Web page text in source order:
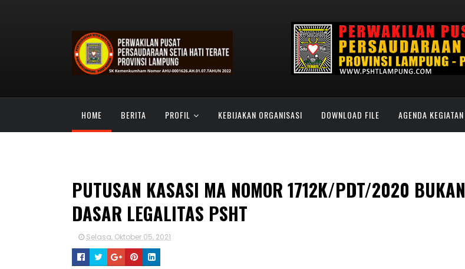
HOME BERITA PROFIL KEBIJAKAN ORGANISASI DOWNLOAD FILE AGENDA KEGIATAN
PUTUSAN KASASI MA NOMOR 1712K/PDT/2020 BUKAN
DASAR LEGALITAS PSHT
Selasa, Oktober 05, 2021